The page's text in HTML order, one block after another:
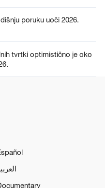
poruku uoči 2026.
tvrtki optimistično je oko